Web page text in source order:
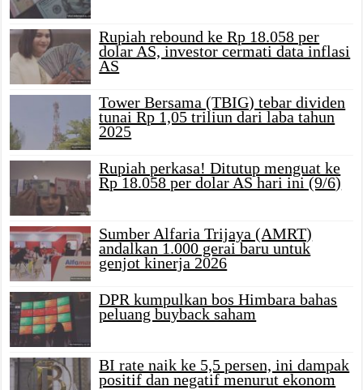
Rupiah rebound ke Rp 18.058 per
dolar AS, investor cermati data inflasi
AS
Tower Bersama (TBIG) tebar dividen
tunai Rp 1,05 triliun dari laba tahun
2025
Rupiah perkasa! Ditutup menguat ke
Rp 18.058 per dolar AS hari ini (9/6)
Sumber Alfaria Trijaya (AMRT)
andalkan 1.000 gerai baru untuk
genjot kinerja 2026
DPR kumpulkan bos Himbara bahas
peluang buyback saham
BI rate naik ke 5,5 persen, ini dampak
positif dan negatif menurut ekonom